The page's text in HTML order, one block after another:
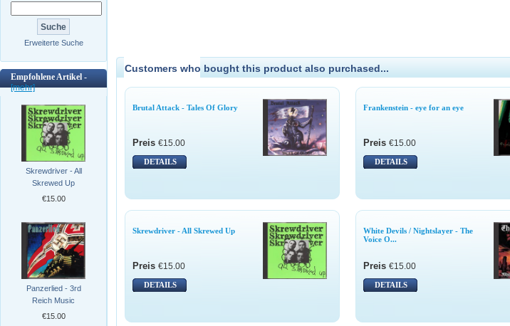
Erweiterte Suche
Empfohlene Artikel -
[mehr]
Skrewdriver - All
Skrewed Up
€15.00
Panzerlied - 3rd
Reich Music
€15.00
Customers who bought this product also purchased...
Brutal Attack - Tales Of Glory
Preis €15.00
DETAILS
Frankenstein - eye for an eye
Preis €15.00
DETAILS
Skrewdriver - All Skrewed Up
Preis €15.00
DETAILS
White Devils / Nightslayer - The
Voice O...
Preis €15.00
DETAILS